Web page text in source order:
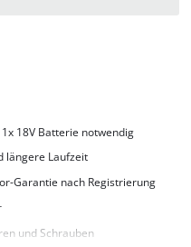
18V Batterie notwendig
längere Laufzeit
Garantie nach Registrierung
und Schrauben